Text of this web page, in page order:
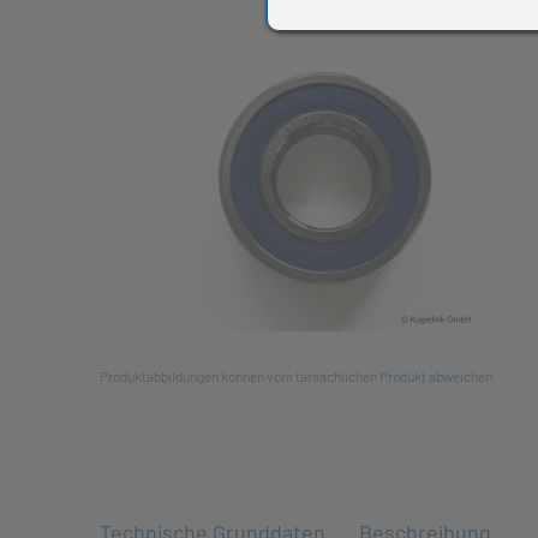
Produktabbildungen können vom tatsächlichen Produkt abweichen
Technische Grunddaten Beschreibung